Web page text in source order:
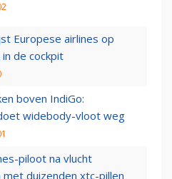
Europese airlines op
de cockpit
boven IndiGo:
widebody-vloot weg
piloot na vlucht
met duizenden xtc-pillen